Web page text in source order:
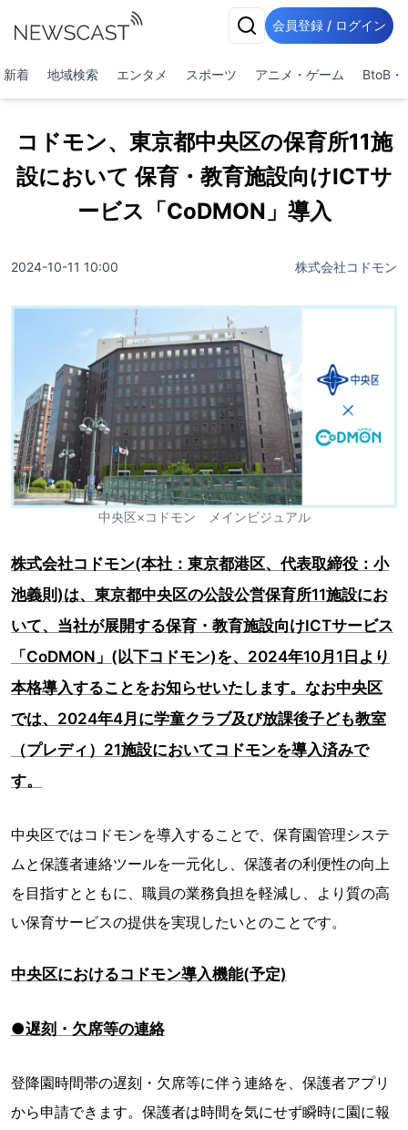
会員登録 / ログイン
新着 地域検索 エンタメ スポーツ アニメ・ゲーム BtoB・
コドモン、東京都中央区の保育所11施
設において 保育・教育施設向けICTサ
ービス「CoDMON」導入
2024-10-11 10:00 株式会社コドモン
中央区×コドモン メインビジュアル
株式会社コドモン(本社：東京都港区、代表取締役：小
池義則)は、東京都中央区の公設公営保育所11施設にお
いて、当社が展開する保育・教育施設向けICTサービス
「CoDMON」(以下コドモン)を、2024年10月1日より
本格導入することをお知らせいたします。なお中央区
では、2024年4月に学童クラブ及び放課後子ども教室
（プレディ）21施設においてコドモンを導入済みで
す。
中央区ではコドモンを導入することで、保育園管理システ
ムと保護者連絡ツールを一元化し、保護者の利便性の向上
を目指すとともに、職員の業務負担を軽減し、より質の高
い保育サービスの提供を実現したいとのことです。
中央区におけるコドモン導入機能(予定)
●遅刻・欠席等の連絡
登降園時間帯の遅刻・欠席等に伴う連絡を、保護者アプリ
から申請できます。保護者は時間を気にせず瞬時に園に報